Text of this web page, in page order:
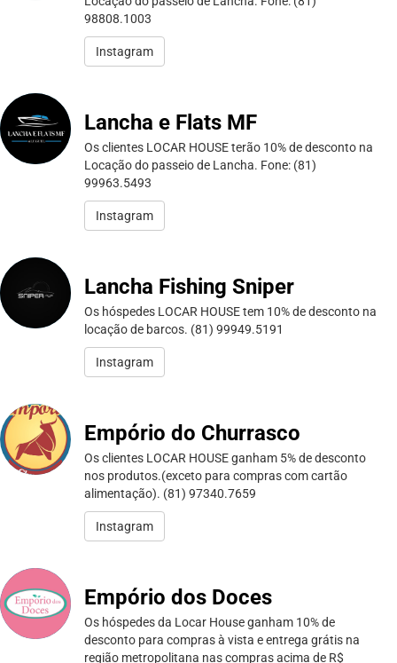
98808.1003
Instagram
Lancha e Flats MF
Os clientes LOCAR HOUSE terão 10% de desconto na
Locação do passeio de Lancha. Fone: (81)
99963.5493
Instagram
Lancha Fishing Sniper
Os hóspedes LOCAR HOUSE tem 10% de desconto na
locação de barcos. (81) 99949.5191
Instagram
Empório do Churrasco
Os clientes LOCAR HOUSE ganham 5% de desconto
nos produtos.(exceto para compras com cartão
alimentação). (81) 97340.7659
Instagram
Empório dos Doces
Os hóspedes da Locar House ganham 10% de
desconto para compras à vista e entrega grátis na
região metropolitana nas compras acima de R$